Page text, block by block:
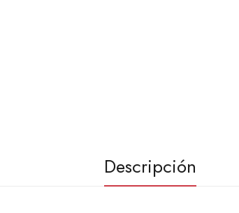
Descripción